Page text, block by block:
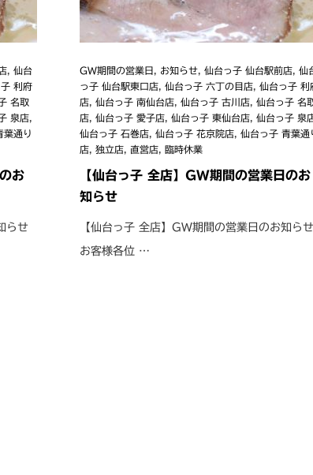
, 仙台
利府
名取
泉店,
葉通り
お
らせ
GW期間の営業日 お知らせ, 仙台っ子 仙台駅前店, 仙
っ子 仙台駅東口店, 仙台っ子 六丁の目店, 仙台っ子 利
店, 仙台っ子 南仙台店, 仙台っ子 古川店, 仙台っ子 名
店, 仙台っ子 愛子店, 仙台っ子 東仙台店, 仙台っ子 泉
仙台っ子 石巻店, 仙台っ子 花京院店, 仙台っ子 青葉通
店, 独立店, 直営店, 臨時休業
【仙台っ子 全店】GW期間の営業日のお
知らせ
【仙台っ子 全店】GW期間の営業日のお知らせ
お客様各位 …